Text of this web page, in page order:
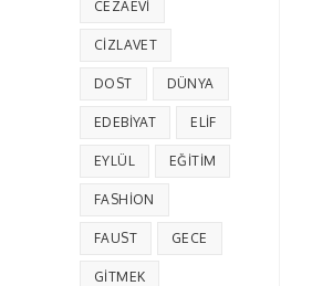
CEZAEVI
CIZLAVET
DOST DÜNYA
EDEBIYAT ELIF
EYLÜL EĞITIM
FASHION
FAUST GECE
GITMEK